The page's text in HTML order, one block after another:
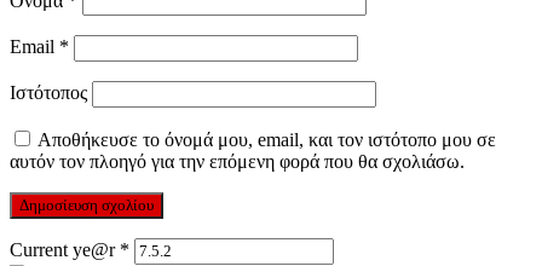
Email *
Ιστότοπος
Αποθήκευσε το όνομά μου, email, και τον ιστότοπο μου σε
αυτόν τον πλοηγό για την επόμενη φορά που θα σχολιάσω.
Current ye@r *